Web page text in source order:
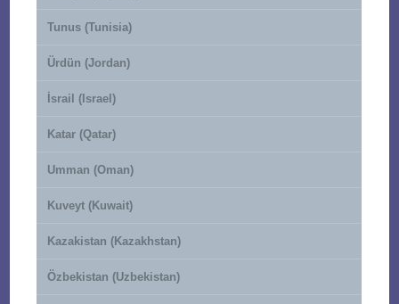
Tunus (Tunisia)
Ürdün (Jordan)
İsrail (Israel)
Katar (Qatar)
Umman (Oman)
Kuveyt (Kuwait)
Kazakistan (Kazakhstan)
Özbekistan (Uzbekistan)